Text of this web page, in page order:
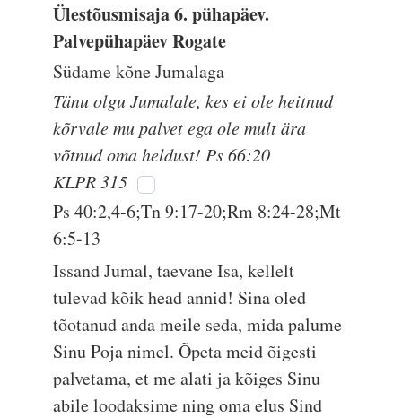
Ülestõusmisaja 6. pühapäev.
Palvepühapäev Rogate
Südame kõne Jumalaga
Tänu olgu Jumalale, kes ei ole heitnud
kõrvale mu palvet ega ole mult ära
võtnud oma heldust! Ps 66:20
KLPR 315
Ps 40:2,4-6;Tn 9:17-20;Rm 8:24-28;Mt
6:5-13
Issand Jumal, taevane Isa, kellelt
tulevad kõik head annid! Sina oled
tõotanud anda meile seda, mida palume
Sinu Poja nimel. Õpeta meid õigesti
palvetama, et me alati ja kõiges Sinu
abile loodaksime ning oma elus Sind